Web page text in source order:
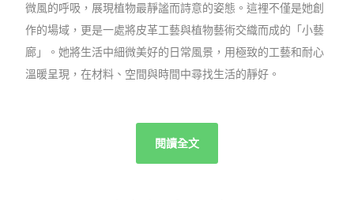
微風的呼吸，展現植物最靜謐而詩意的姿態。這裡不僅是她創
作的場域，更是一處將皮革工藝與植物藝術交織而成的「小藝
廊」。她將生活中細微美好的日常風景，用極致的工藝和耐心
溫暖呈現，在材料、空間與時間中尋找生活的靜好。
閱讀全文